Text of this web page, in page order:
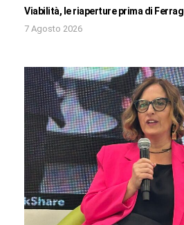
Viabilità, le riaperture prima di
7 Agosto 2026